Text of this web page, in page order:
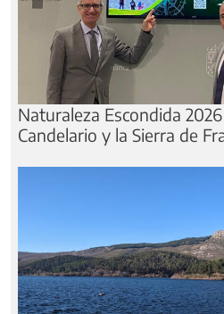
Naturaleza Escondida
Candelario y la Sierra de